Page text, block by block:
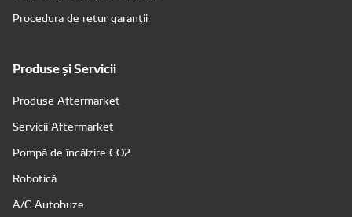
Procedura de retur garanții
Produse și Servicii
Produse Aftermarket
Servicii Aftermarket
Pompă de încălzire CO2
Robotică
A/C Autobuze